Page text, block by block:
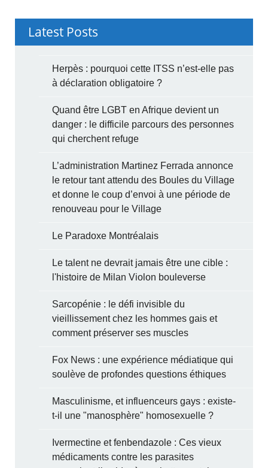
Latest Posts
Herpès : pourquoi cette ITSS n’est-elle pas
à déclaration obligatoire ?
Quand être LGBT en Afrique devient un
danger : le difficile parcours des personnes
qui cherchent refuge
L’administration Martinez Ferrada annonce
le retour tant attendu des Boules du Village
et donne le coup d’envoi à une période de
renouveau pour le Village
Le Paradoxe Montréalais
Le talent ne devrait jamais être une cible :
l'histoire de Milan Violon bouleverse
Sarcopénie : le défi invisible du
vieillissement chez les hommes gais et
comment préserver ses muscles
Fox News : une expérience médiatique qui
soulève de profondes questions éthiques
Masculinisme, et influenceurs gays : existe-
t-il une "manosphère" homosexuelle ?
Ivermectine et fenbendazole : Ces vieux
médicaments contre les parasites